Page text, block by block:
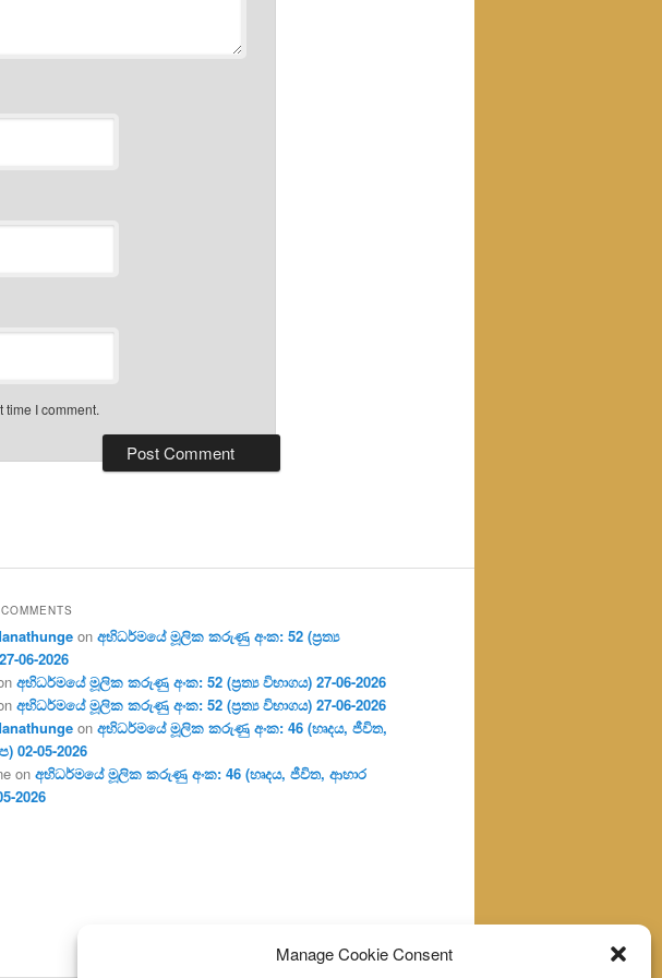
Manage Cookie Consent
I comment.
onඅභිධර්මයේ මූලික කරුණු අංක: 52 (ප්‍ර‍ත්‍ය
06-2026
අභිධර්මයේ මූලික කරුණු අංක: 52 (ප්‍ර‍ත්‍ය විභාගය) 27-06-2026
අභිධර්මයේ මූලික කරුණු අංක: 52 (ප්‍ර‍ත්‍ය විභාගය) 27-06-2026
onඅභිධර්මයේ මූලික කරුණු අංක: 46 (හෘදය, ජීවිත,
02-05-2026
onඅභිධර්මයේ මූලික කරුණු අංක: 46 (හෘදය, ජීවිත, ආහාර
2026